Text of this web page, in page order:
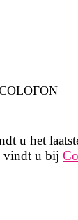
u het
vindt u bij